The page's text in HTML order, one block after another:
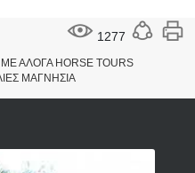
1277
ΑΛΟΓΑ HORSE TOURS
ΜΑΓΝΗΣΙΑ